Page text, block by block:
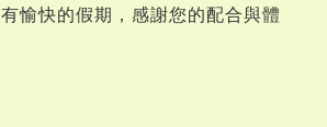
愉快的假期，感謝您的配合與體